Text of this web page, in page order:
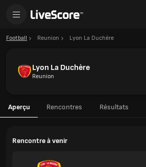
Football Reunion Lyon La Duchère
Lyon La Duchère
Reunion
Aperçu Rencontres Résultats
Rencontre à venir